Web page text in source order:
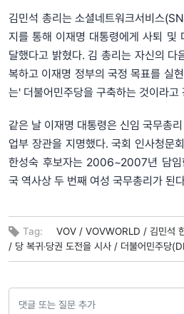
김민석 총리는 소셜네트워크서비스
지를 통해 이재명 대통령에게 사퇴 및
달했다고 밝혔다. 김 총리는 자신의 다
복하고 이재명 정부의 국정 목표를 실
는' 더불어민주당을 구축하는 것이라고
같은 날 이재명 대통령은 신임 국무총
업부 장관을 지명했다. 국회 인사청문
한성숙 후보자는 2006~2007년 담임
국 역사상 두 번째 여성 국무총리가 된
Tag: VOV / VOVWORLD / 김민석
/ 당 복귀‧당권 도전을 시사 / 더불어민주당